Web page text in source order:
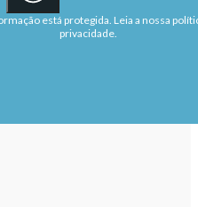
está protegida. Leia a nossa
privacidade.